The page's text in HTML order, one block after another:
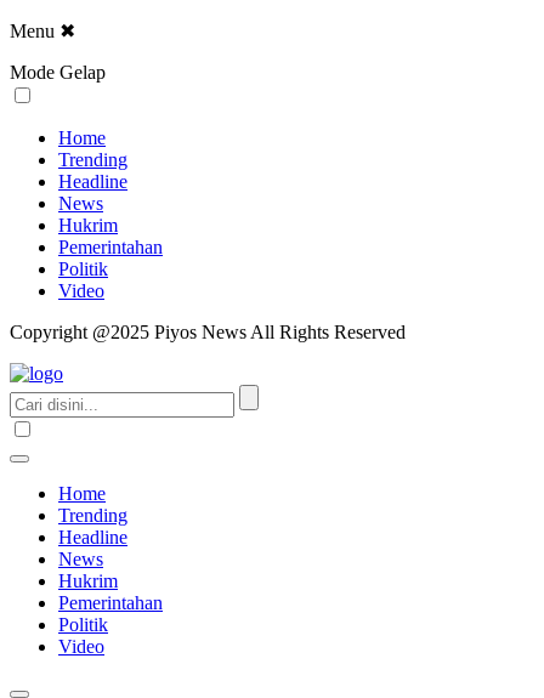
Menu ✖
Mode Gelap
Home
Trending
Headline
News
Hukrim
Pemerintahan
Politik
Video
Copyright @2025 Piyos News All Rights Reserved
Home
Trending
Headline
News
Hukrim
Pemerintahan
Politik
Video